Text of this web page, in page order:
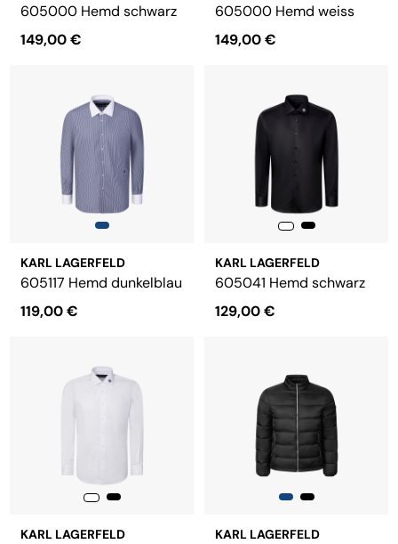
605000 Hemd schwarz
149,00 €
605000 Hemd weiss
149,00 €
KARL LAGERFELD
605117 Hemd dunkelblau
119,00 €
KARL LAGERFELD
605041 Hemd schwarz
129,00 €
KARL LAGERFELD KARL LAGERFELD